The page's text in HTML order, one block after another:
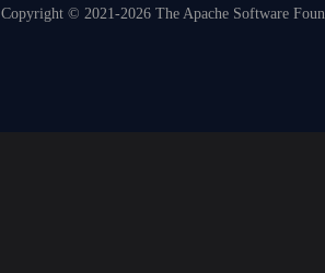
Copyright © 2021-2026 The Apache Software